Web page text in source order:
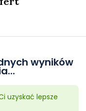
wyników
uzyskać lepsze